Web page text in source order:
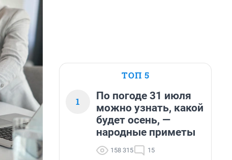
ТОП 5
1
По погоде 31 июля
можно узнать, какой
будет осень, —
народные приметы
158 315 15